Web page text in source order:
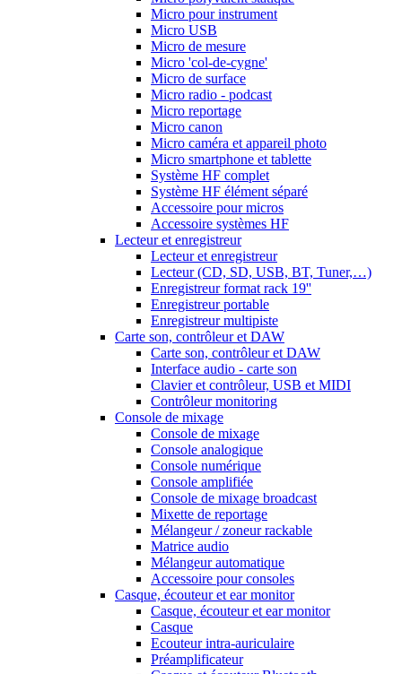
Micro pour instrument
Micro USB
Micro de mesure
Micro 'col-de-cygne'
Micro de surface
Micro radio - podcast
Micro reportage
Micro canon
Micro caméra et appareil photo
Micro smartphone et tablette
Système HF complet
Système HF élément séparé
Accessoire pour micros
Accessoire systèmes HF
Lecteur et enregistreur
Lecteur et enregistreur
Lecteur (CD, SD, USB, BT, Tuner,…)
Enregistreur format rack 19''
Enregistreur portable
Enregistreur multipiste
Carte son, contrôleur et DAW
Carte son, contrôleur et DAW
Interface audio - carte son
Clavier et contrôleur, USB et MIDI
Contrôleur monitoring
Console de mixage
Console de mixage
Console analogique
Console numérique
Console amplifiée
Console de mixage broadcast
Mixette de reportage
Mélangeur / zoneur rackable
Matrice audio
Mélangeur automatique
Accessoire pour consoles
Casque, écouteur et ear monitor
Casque, écouteur et ear monitor
Casque
Ecouteur intra-auriculaire
Préamplificateur